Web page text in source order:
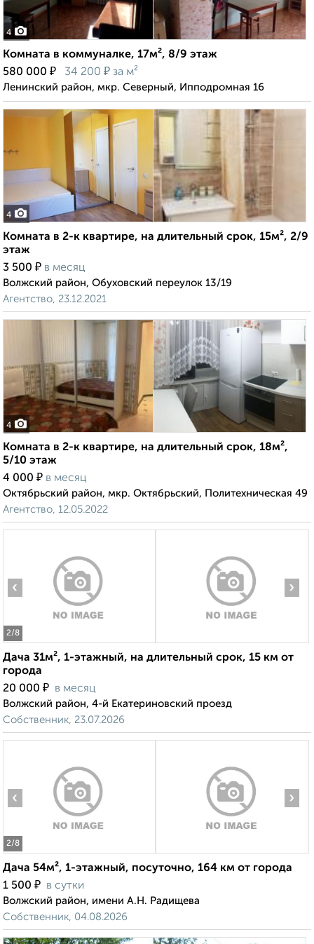
4
Комната в коммуналке, 17м², 8/9 этаж
580 000 ₽ 34 200 ₽ за м²
Ленинский район, мкр. Северный, Ипподромная 16
4
Комната в 2-к квартире, на длительный срок, 15м², 2/9
этаж
3 500 ₽ в месяц
Волжский район, Обуховский переулок 13/19
Агентство, 23.12.2021
4
Комната в 2-к квартире, на длительный срок, 18м²,
5/10 этаж
4 000 ₽ в месяц
Октябрьский район, мкр. Октябрьский, Политехническая 49
Агентство, 12.05.2022
2/8
‹ ›
Дача 31м², 1-этажный, на длительный срок, 15 км от
города
20 000 ₽ в месяц
Волжский район, 4-й Екатериновский проезд
Собственник, 23.07.2026
2/8
‹ ›
Дача 54м², 1-этажный, посуточно, 164 км от города
1 500 ₽ в сутки
Волжский район, имени А.Н. Радищева
Собственник, 04.08.2026